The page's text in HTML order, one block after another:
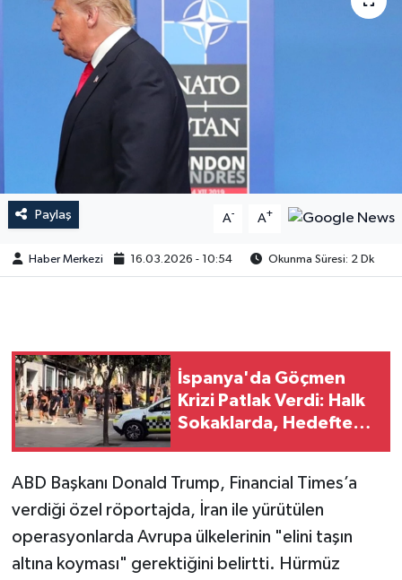
Paylaş A- A+
Haber Merkezi 16.03.2026 - 10:54 Okunma Süresi: 2 Dk
İspanya'da Göçmen
Krizi Patlak Verdi: Halk
Sokaklarda, Hedefte
ABD Başkanı Donald Trump, Financial Times’a
verdiği özel röportajda, İran ile yürütülen
operasyonlarda Avrupa ülkelerinin "elini taşın
altına koyması" gerektiğini belirtti. Hürmüz